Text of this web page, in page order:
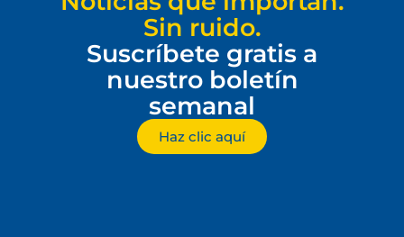
Sin ruido.
Suscríbete gratis a
nuestro boletín
semanal
Haz clic aquí